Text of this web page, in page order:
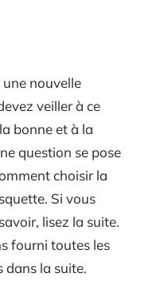
nouvelle
veiller à ce
bonne et à la
question se pose
choisir la
Si vous
lisez la suite.
fourni toutes les
dans la suite.